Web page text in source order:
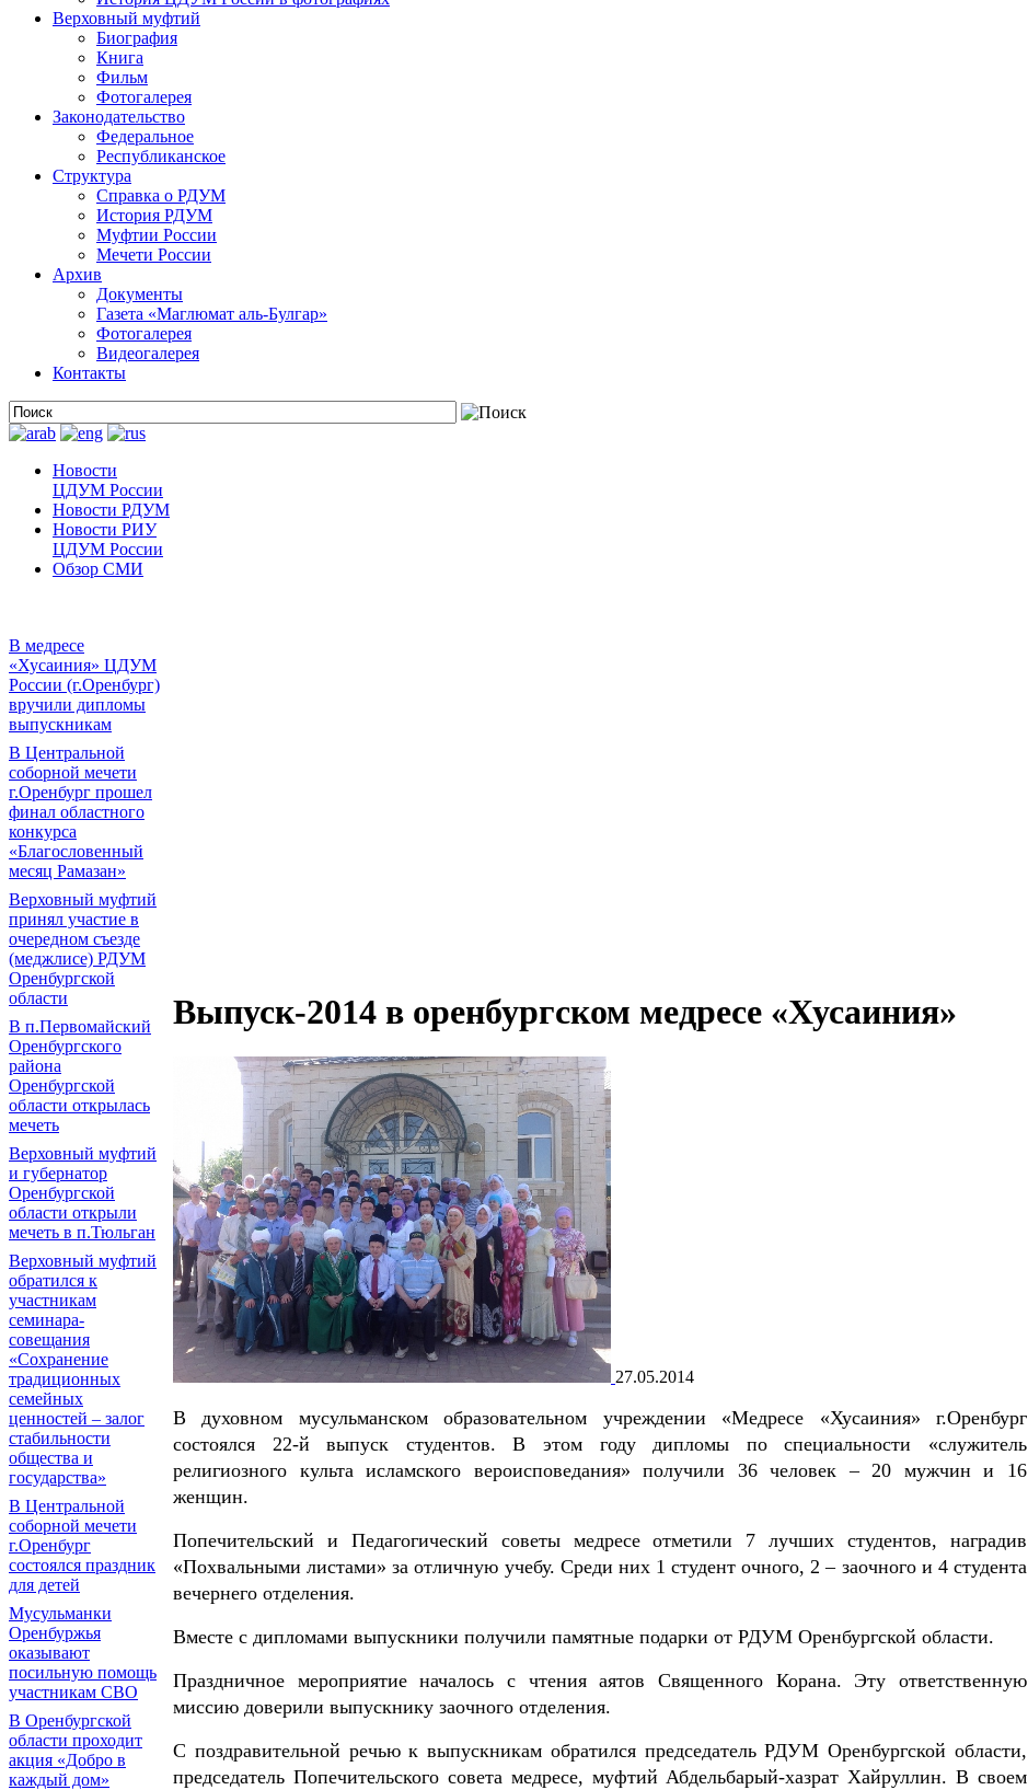
Верховный муфтий
Биография
Книга
Фильм
Фотогалерея
Законодательство
Федеральное
Республиканское
Структура
Справка о РДУМ
История РДУМ
Муфтии России
Мечети России
Архив
Документы
Газета «Маглюмат аль-Булгар»
Фотогалерея
Видеогалерея
Контакты
Новости
ЦДУМ России
Новости РДУМ
Новости РИУ
ЦДУМ России
Обзор СМИ
В медресе
«Хусаиния» ЦДУМ
России (г.Оренбург)
вручили дипломы
выпускникам
В Центральной
соборной мечети
г.Оренбург прошел
финал областного
конкурса
«Благословенный
месяц Рамазан»
Верховный муфтий
принял участие в
очередном съезде
(меджлисе) РДУМ
Оренбургской
области
В п.Первомайский
Оренбургского
района
Оренбургской
области открылась
мечеть
Верховный муфтий
и губернатор
Оренбургской
области открыли
мечеть в п.Тюльган
Верховный муфтий
обратился к
участникам
семинара-
совещания
«Сохранение
традиционных
семейных
ценностей – залог
стабильности
общества и
государства»
В Центральной
соборной мечети
г.Оренбург
состоялся праздник
для детей
Мусульманки
Оренбуржья
оказывают
посильную помощь
участникам СВО
В Оренбургской
области проходит
акция «Добро в
каждый дом»
Выпуск-2014 в оренбургском медресе «Хусаиния»
27.05.2014
В духовном мусульманском образовательном учреждении «Медресе «Хусаиния» г.Оренбург
состоялся 22-й выпуск студентов. В этом году дипломы по специальности «служитель
религиозного культа исламского вероисповедания» получили 36 человек – 20 мужчин и 16
женщин.
Попечительский и Педагогический советы медресе отметили 7 лучших студентов, наградив
«Похвальными листами» за отличную учебу. Среди них 1 студент очного, 2 – заочного и 4 студента
вечернего отделения.
Вместе с дипломами выпускники получили памятные подарки от РДУМ Оренбургской области.
Праздничное мероприятие началось с чтения аятов Священного Корана. Эту ответственную
миссию доверили выпускнику заочного отделения.
С поздравительной речью к выпускникам обратился председатель РДУМ Оренбургской области,
председатель Попечительского совета медресе, муфтий Абдельбарый-хазрат Хайруллин. В своем